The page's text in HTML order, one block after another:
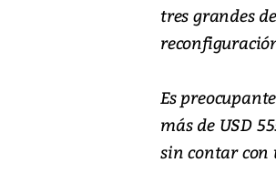
tres grandes
Es
más de USD
sin contar con